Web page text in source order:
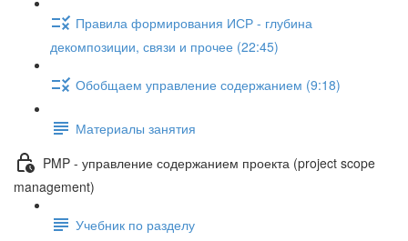
Правила формирования ИСР - глубина
декомпозиции, связи и прочее (22:45)
Обобщаем управление содержанием (9:18)
Материалы занятия
PMP - управление содержанием проекта (project scope
management)
Учебник по разделу